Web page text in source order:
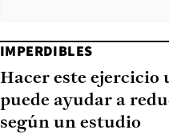
IMPERDIBLES
Hacer este ejercicio
puede ayudar a
según un estudio